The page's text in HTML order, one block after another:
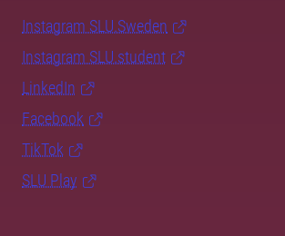
Instagram SLU.Sweden
Instagram SLU.student
LinkedIn
Facebook
TikTok
SLU Play